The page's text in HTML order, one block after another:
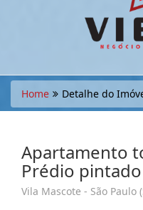
Home Detalhe do
Apartamento
Prédio
Vila Mascote - São Paulo